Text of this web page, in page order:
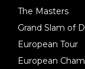
The Masters
Grand Slam of
European Tour
European